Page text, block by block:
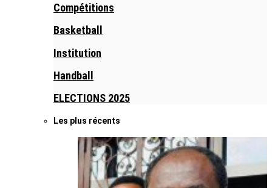
Compétitions
Basketball
Institution
Handball
ELECTIONS 2025
Les plus récents